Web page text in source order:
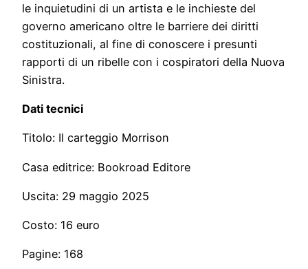
le inquietudini di un artista e le inchieste del
governo americano oltre le barriere dei diritti
costituzionali, al fine di conoscere i presunti
rapporti di un ribelle con i cospiratori della Nuova
Sinistra.
Dati tecnici
Titolo: Il carteggio Morrison
Casa editrice: Bookroad Editore
Uscita: 29 maggio 2025
Costo: 16 euro
Pagine: 168